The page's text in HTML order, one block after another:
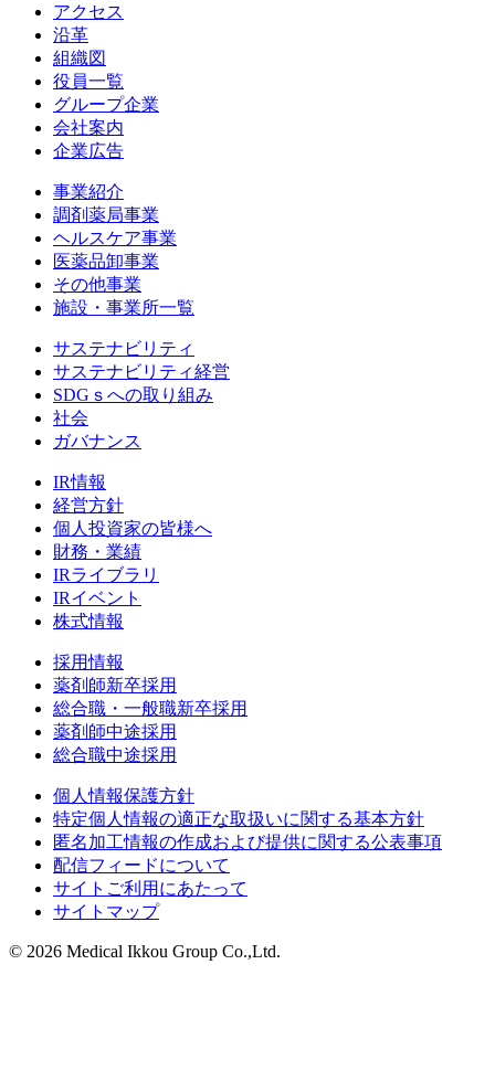
アクセス
沿革
組織図
役員一覧
グループ企業
会社案内
企業広告
事業紹介
調剤薬局事業
ヘルスケア事業
医薬品卸事業
その他事業
施設・事業所一覧
サステナビリティ
サステナビリティ経営
SDGｓへの取り組み
社会
ガバナンス
IR情報
経営方針
個人投資家の皆様へ
財務・業績
IRライブラリ
IRイベント
株式情報
採用情報
薬剤師新卒採用
総合職・一般職新卒採用
薬剤師中途採用
総合職中途採用
個人情報保護方針
特定個人情報の適正な取扱いに関する基本方針
匿名加工情報の作成および提供に関する公表事項
配信フィードについて
サイトご利用にあたって
サイトマップ
© 2026 Medical Ikkou Group Co.,Ltd.